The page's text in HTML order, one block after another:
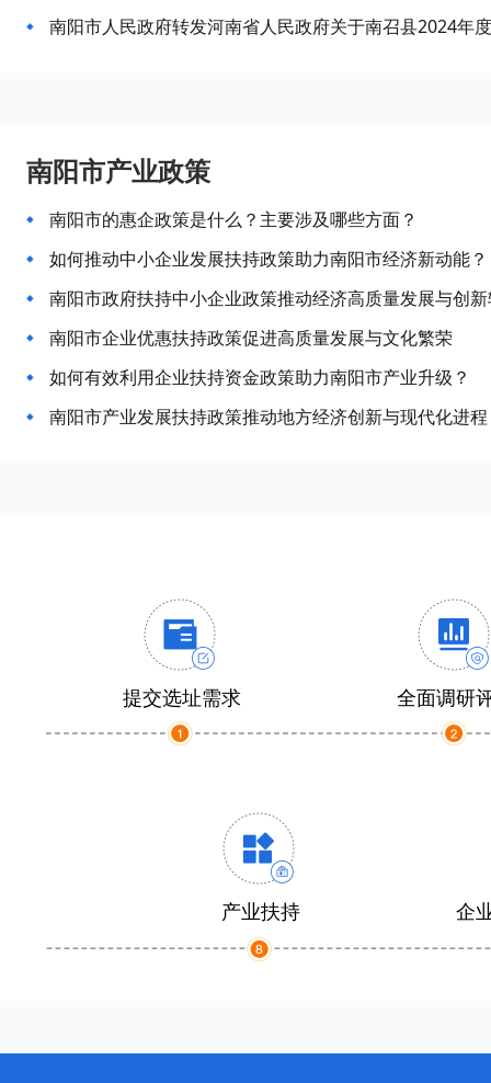
南阳市产业政策
南阳市的惠企政策是什么？主要涉及哪些方面？
如何推动中小企业发展扶持政策助力南阳市经济新动能？
南阳市政府扶持中小企业政策推动经济高质量发展与创
南阳市企业优惠扶持政策促进高质量发展与文化繁荣
如何有效利用企业扶持资金政策助力南阳市产业升级？
南阳市产业发展扶持政策推动地方经济创新与现代化进程
提交选址需求 全面调研
产业扶持 企